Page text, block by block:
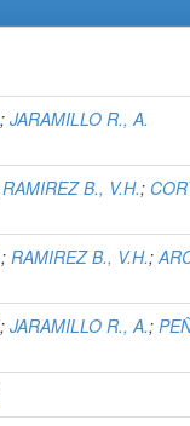
; JARAMILLO R., A.
RAMIREZ B., V.H.;
; RAMIREZ B., V.H.;
; JARAMILLO R., A.;